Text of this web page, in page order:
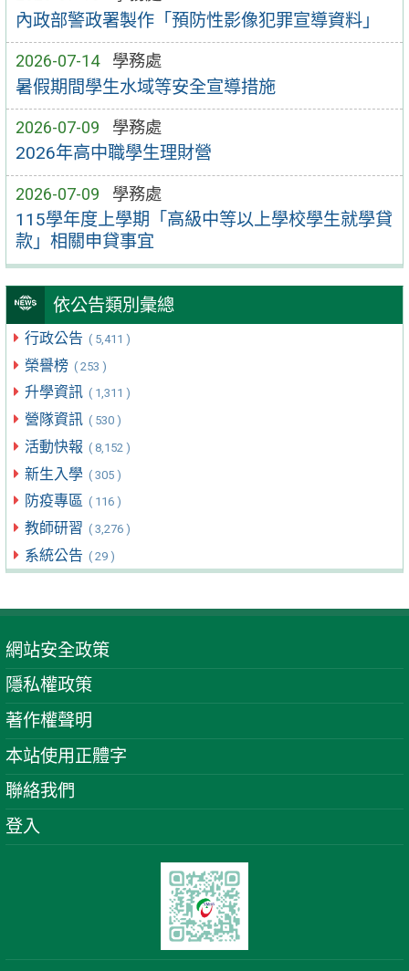
內政部警政署製作「預防性影像犯罪宣導資料」
2026-07-14 學務處
暑假期間學生水域等安全宣導措施
2026-07-09 學務處
2026年高中職學生理財營
2026-07-09 學務處
115學年度上學期「高級中等以上學校學生就學貸
款」相關申貸事宜
依公告類別彙總
行政公告 ( 5,411 )
榮譽榜 ( 253 )
升學資訊 ( 1,311 )
營隊資訊 ( 530 )
活動快報 ( 8,152 )
新生入學 ( 305 )
防疫專區 ( 116 )
教師研習 ( 3,276 )
系統公告 ( 29 )
網站安全政策
隱私權政策
著作權聲明
本站使用正體字
聯絡我們
登入